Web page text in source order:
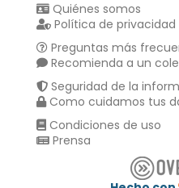
Quiénes somos
Política de privacidad
Preguntas más
Recomienda a un
Seguridad de la
Como cuidamos tus
Condiciones de uso
Prensa